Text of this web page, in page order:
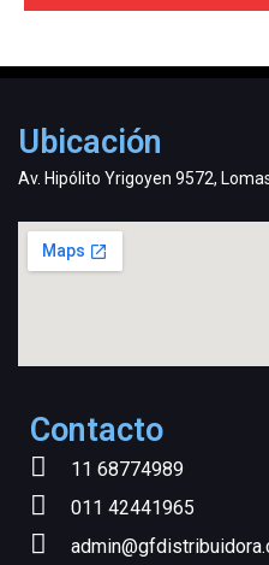
Ubicación
Av. Hipólito Yrigoyen 9572,
Contacto
11 68774989
011 42441965